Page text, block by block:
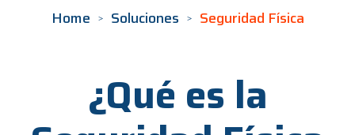
Home Soluciones Seguridad Física
¿Qué es la